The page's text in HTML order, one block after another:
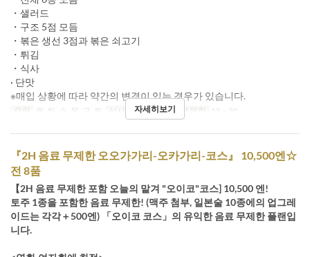
・샐러드
・구조 5점 모듬
・볶은 생선 3점과 볶은 쇠고기
・튀김
・식사
· 단맛
※매입 상황에 따라 약간의 변경이 있는 경우가 있습니다.
요일 월, 화, 수, 목, 금, 토 식사 저녁 주문 수량 제한 15 ~ 30
자세히보기
『2H 음료 무제한 오오가가리-오카가리-코스』 10,500엔☆
전 8품
【2H 음료 무제한 포함 오늘의 맡겨 "오이코"코스] 10,500 엔!
토주 1종을 포함한 음료 무제한! (맥주 첨부, 일본술 10종에의 업그레
이드는 각각＋500엔) 「오이코 코스」의 유익한 음료 무제한 플랜입
니다.